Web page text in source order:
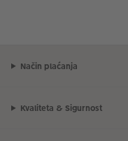
Način plaćanja
Kvaliteta & Sigurnost